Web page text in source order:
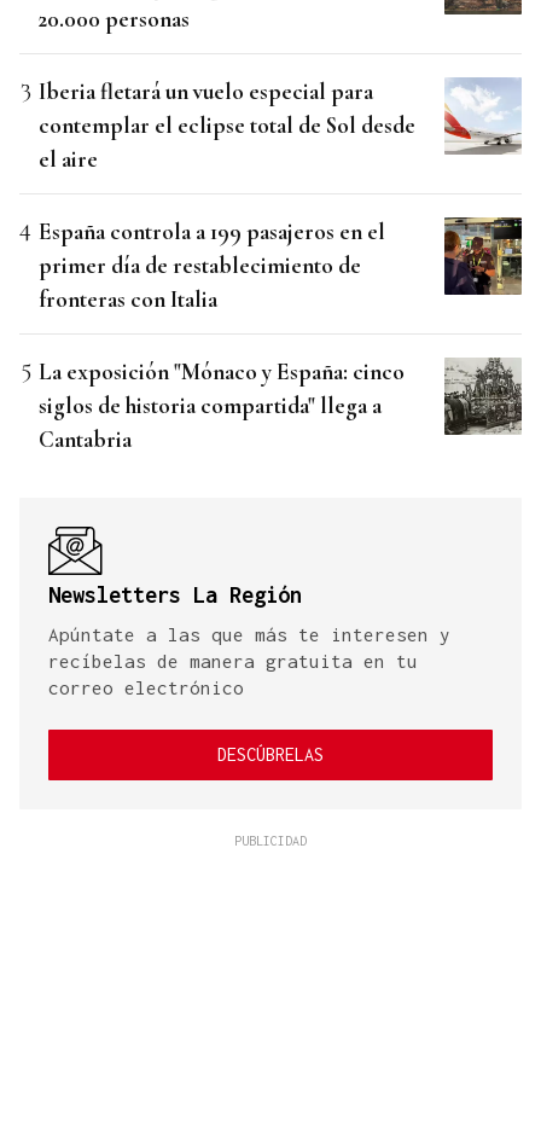
20.000 personas
Iberia fletará un vuelo especial para
contemplar el eclipse total de Sol desde
el aire
España controla a 199 pasajeros en el
primer día de restablecimiento de
fronteras con Italia
La exposición "Mónaco y España: cinco
siglos de historia compartida" llega a
Cantabria
Newsletters La Región
Apúntate a las que más te interesen y
recíbelas de manera gratuita en tu
correo electrónico
DESCÚBRELAS